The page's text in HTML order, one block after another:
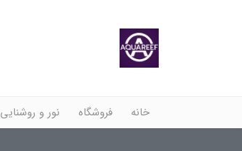
خانه فروشگاه نور و روشنایی